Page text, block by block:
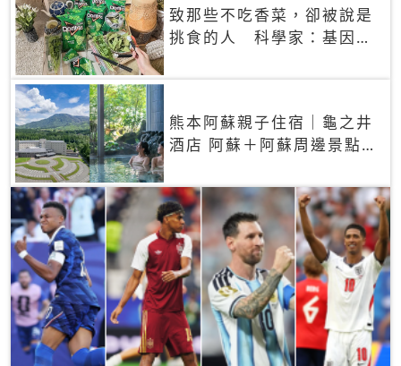
致那些不吃香菜，卻被說是
挑食的人 科學家：基因決
熊本阿蘇親子住宿｜龜之井
酒店 阿蘇＋阿蘇周邊景點一